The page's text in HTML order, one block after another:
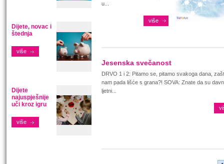
Dijete, novac i
štednja
više
Dijete
najuspješnije
uči kroz igru
više
u...
više
Jesenska svečanost
DRVO 1 i 2: Pitamo se, pitamo svakoga dana,
nam pada lišće s grana?! SOVA: Znate da su
ljetni...